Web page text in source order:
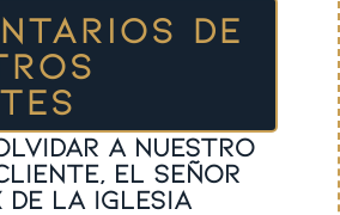
DE
a nuestro
el señor
de la Iglesia